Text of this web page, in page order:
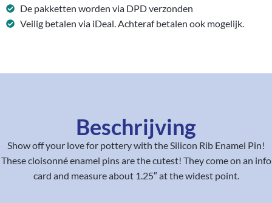
De pakketten worden via DPD verzonden
Veilig betalen via iDeal. Achteraf betalen ook mogelijk.
Beschrijving
Show off your love for pottery with the Silicon Rib Enamel Pin!
These cloisonné enamel pins are the cutest! They come on an info
card and measure about 1.25″ at the widest point.